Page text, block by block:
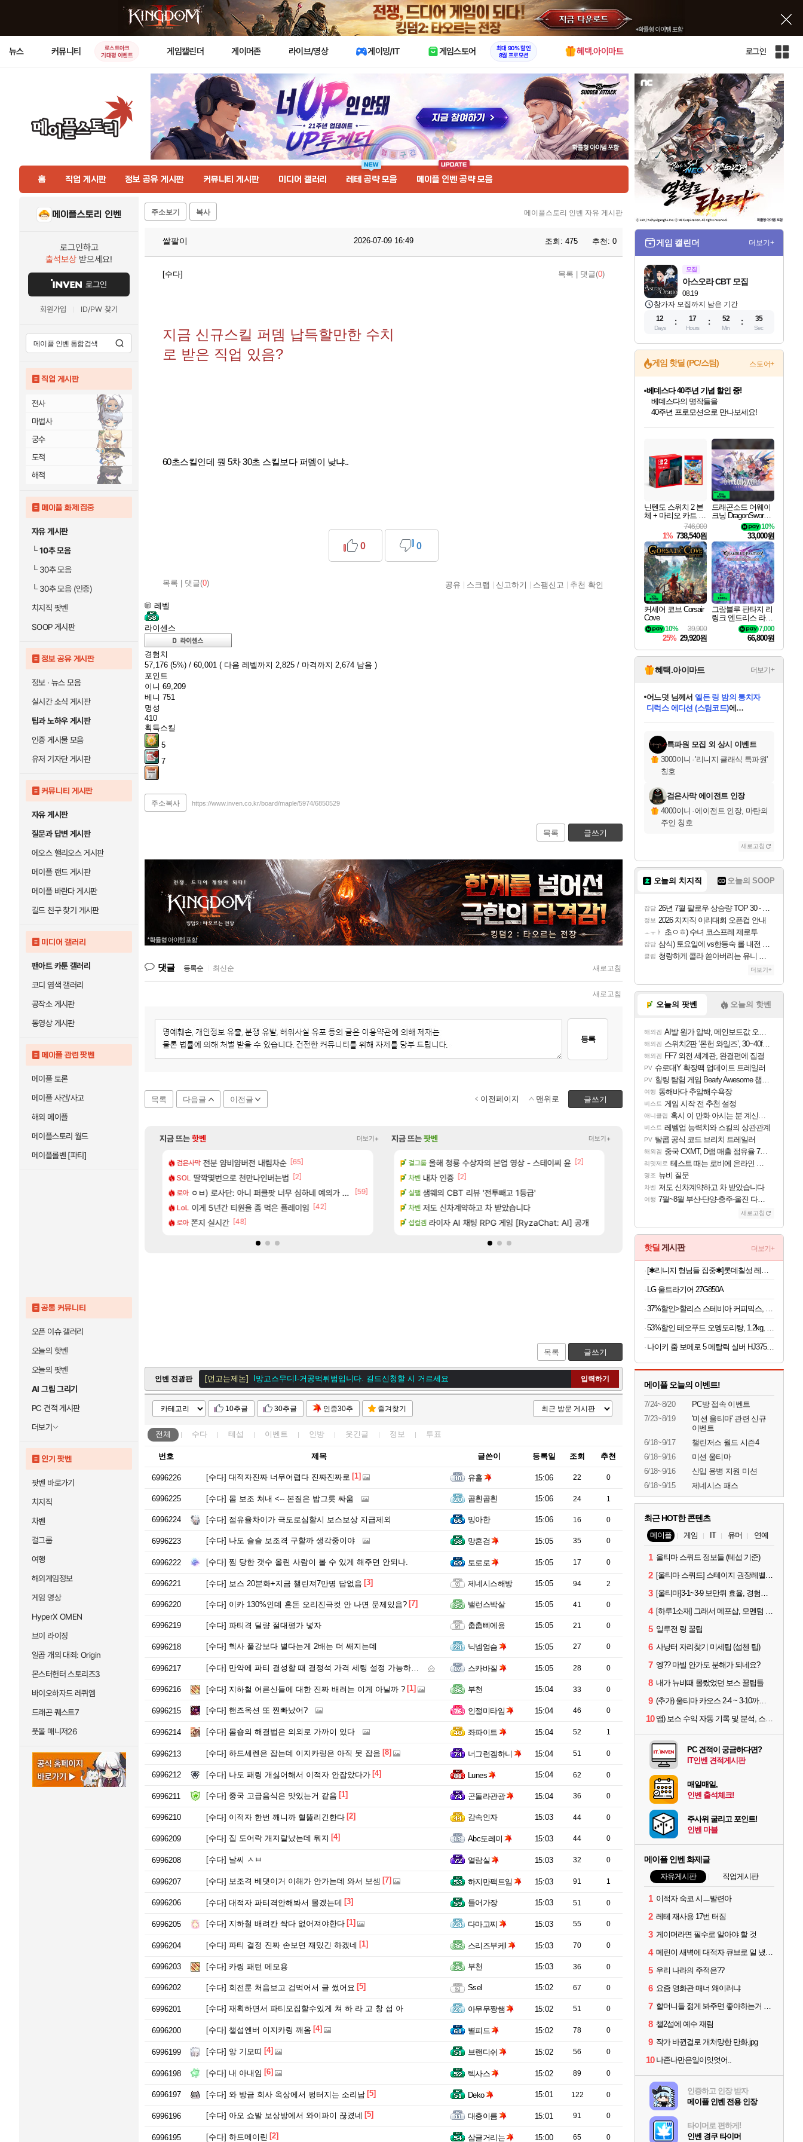
X
뉴스 커뮤니티
로스트아크
기대평 이벤트
게임캘린더 게이머존 라이브/영상 게이밍/IT 게임스토어
최대 90% 할인
8월 프로모션
혜택.아이마트 로그인
인
전
체
사
이
트
홈 직업 게시판 정보 공유 게시판 커뮤니티 게시판 미디어 갤러리 레테 공략 모음 메이플 인벤 공략 모음
메이플스토리 인벤
로그인하고
출석보상 받으세요!
로그인
회원가입 ID/PW 찾기
직업 게시판
전사
마법사
궁수
도적
해적
메이플 화제 집중
자유 게시판
└10추 모음
└30추 모음
└30추 모음 (인증)
치지직 팟벤
SOOP 게시판
정보 공유 게시판
정보 · 뉴스 모음
실시간 소식 게시판
팁과 노하우 게시판
인증 게시물 모음
유저 기자단 게시판
커뮤니티 게시판
자유 게시판
질문과 답변 게시판
에오스 핼리오스 게시판
메이플 랜드 게시판
메이플 바란다 게시판
길드 친구 찾기 게시판
미디어 갤러리
팬아트 카툰 갤러리
코디 염색 갤러리
공작소 게시판
동영상 게시판
메이플 관련 팟벤
메이플 토론
메이플 사건/사고
해외 메이플
메이플스토리 월드
메이플롤벤 [파티]
공통 커뮤니티
오픈 이슈 갤러리
오늘의 핫벤
오늘의 팟벤
AI 그림 그리기
PC 견적 게시판
더보기
인기 팟벤
팟벤 바로가기
치지직
차벤
걸그룹
여행
해외게임정보
게임 영상
HyperX OMEN
브이 라이징
일곱 개의 대죄: Origin
몬스터헌터 스토리즈3
바이오하자드 레퀴엠
드래곤 퀘스트7
풋볼 매니저26
주소보기 복사 메이플스토리 인벤 자유 게시판
쌀팔이 2026-07-09 16:49 조회: 475 추천: 0
[수다] 목록 댓글(0)
지금 신규스킬 퍼뎀 납득할만한 수치
로 받은 직업 있음?
60초스킬인데 뭔 5차 30초 스킬보다 퍼뎀이 낮냐..
목록 댓글(0)
0 0
공유 스크랩 신고하기 스팸신고 추천 확인
레벨
라이센스
경험치
57,176 (5%) / 60,001 ( 다음 레벨까지 2,825 / 마격까지 2,674 남음 )
포인트
이니 69,209
베니 751
명성
410
획득스킬
5
7
주소복사 https://www.inven.co.kr/board/maple/5974/6850529
목록 글쓰기
댓글 등록순 최신순 새로고침
새로고침
등록
목록 다음글 이전글 글쓰기
이전페이지 맨위로
지금 뜨는핫벤 더보기+
금액 1억이 넘네요..다들 꼭 해보십셔ㅁㅊ 검은사막 전분 얌비얌버전 내림차순 [65]
SOL 딸깍몇번으로 천만나인버는법 [2]
로아 ㅇㅂ) 로사단: 아니 퍼클팟 너무 심하네 예의가 없어(?)
[59]
LoL 이게 5년간 티원을 좀 먹은 플레이임 [42]
로아 쫀지 실시간 [48]
로아 ㅇㅂ) 쫀지 채팅창 ㅋㅋㅋㅋㅋㅋㅋㅋㅋㅋㅋ [45]
메이플 메이플 렉걸리는 애들은 참고해라
검은사막 근데 펄없 얘들은 왜 아직도 [25]
메이플 “ 경기도 사실상 부도. ” [231]
로아 [벨가르딘 The FIRST] 운영 후기 + 1~3위 공대 축하 Ai짤 [74]
와ㅅㅂ 현질 금액 1억이 넘네요..다들 꼭 해보십셔ㅁㅊ
오늘 갑자기 떡상한 팔찌옵션
오 0.1% 뚫었다 [9]
지금 뜨는팟벤 더보기+
한정 아니다! 정예림, 화속성 서포터 세대 교체
리밋제로 테스트 때는 로비에 온라인 기능이 있는데
비스트 챕터별 길찾기/지도 공략 (1 ~ 12장)
PV 비스트 오브 리인카네이션 오픈 트레일러
아스오라 「에린」 컨셉 포스터 공개
여행 7년만에 가족여행을 다녀왔습니다.
걸그룹 올해 청룡 수상자의 본업 영상 - 스테이씨 윤 [2]
차벤 내차 인증 [2]
실팰 샘웨의 CBT 리뷰 '전투빼고 1등급'
차벤 저도 신차계약하고 차 받았습니다
섭컬겜 라이자 AI 채팅 RPG 게임 [RyzaChat: AI] 공개
나혼렙 과부하 한정 아니다! 정예림, 화속성 서포터 세대
해외겜 FF7 외전 세계관, 완결편에 집결
섭컬겜 섬란 카구라 개발사 신작 [시노비 넥서스] 연내 출시
목록 글쓰기
인벤 전광판
[먼고는제논]
I망고스무디I-거공먹튀범입니다. 길드신청할 시 거르세요
[먼고는제논] I망고스무디I-거공먹튀범입니다. 길드신청할 시 거르세요
메이플스토리 인벤에 오신 것을 환영합니다~★
입력하기
10추글 30추글 인증30추 즐겨찾기
전체 수다 테섭 이벤트 인방 웃긴글 정보 투표
번호 제목 글쓴이 등록일 조회 추천
6996226 [수다] 대적자진짜 너무어렵다 진짜진짜로 [1] 유홀 15:06 22 0
6996225 [수다] 몸 보조 쳐내 <-- 본질은 밥그릇 싸움 곰흰곰흰 15:06 24 1
6996224 [수다] 점유율차이가 극도로심할시 보스보상 지급제외 밍아한 15:06 16 0
6996223 [수다] 나도 슬슬 보조격 구할까 생각중이야 망혼검 15:05 35 0
6996222 [수다] 찜 당한 갯수 올린 사람이 볼 수 있게 해주면 안되나. 토로로 15:05 17 0
6996221 [수다] 보스 20분화+지금 챌린져7만명 답없음 [3] 제네시스해방 15:05 94 2
6996220 [수다] 이카 130%인데 혼돈 오리진극컷 안 나면 문제있음? [7] 밸런스박살 15:05 41 0
6996219 [수다] 파티격 딜량 절대평가 넣자 춥춥삐에용 15:05 21 0
6996218 [수다] 헥사 풀강보다 별다는게 2배는 더 쌔지는데 닉넴엄슴 15:05 27 0
6996217 [수다] 만약에 파티 결성할 때 결정석 가격 세팅 설정 가능하면 할꺼임?? 스카바질 15:05 28 0
6996216 [수다] 지하철 어른신들에 대한 진짜 배려는 이게 아닐까 ? [1] 부천 15:04 33 0
6996215 [수다] 핸즈옥션 또 찐빠났어? 인절미타임 15:04 46 0
6996214 [수다] 몸숍의 해결법은 의외로 가까이 있다 좌파이트 15:04 52 1
6996213 [수다] 하드세렌은 잡는데 이지카링은 아직 못 잡음 [8] 너그런겜하니 15:04 51 0
6996212 [수다] 나도 패링 개싫어해서 이적자 안잡았다가 [4] Lunes 15:04 62 0
6996211 [수다] 중국 고급음식은 맛있는거 같음 [1] 곤돌라관광 15:04 36 0
6996210 [수다] 이적자 한번 깨니까 혈뚫리긴한다 [2] 감속인자 15:03 44 0
6996209 [수다] 집 도어락 개지랄났는데 뭐지 [4] Abc도레미 15:03 44 0
6996208 [수다] 날씨 ㅅㅂ 열람실 15:03 32 0
6996207 [수다] 보조격 베댓이거 이해가 안가는데 와서 보셈 [7] 하지만팩트임 15:03 91 1
6996206 [수다] 대적자 파티격안해봐서 몰겠는데 [3] 들어가장 15:03 51 0
6996205 [수다] 지하철 배려칸 싹다 없어져야한다 [1] 다마고찌 15:03 55 0
6996204 [수다] 파티 결정 진짜 손보면 재밌긴 하겠네 [1] 스리즈부케l 15:03 70 0
6996203 [수다] 카링 패턴 메모용 부천 15:03 36 0
6996202 [수다] 회전룬 처음보고 겁먹어서 글 썼어요 [5] Ssel 15:02 67 0
6996201 [수다] 재획하면서 파티모집할수있게 쳐 하 라 고 창 섭 아 아무무짱쌤 15:02 51 0
6996200 [수다] 챌섭엔버 이지카링 깨옴 [4] 별피드 15:02 78 0
6996199 [수다] 앙 기모띠 [4] 브랜디쉬 15:02 56 0
6996198 [수다] 내 아내임 [6] 텍사스 15:02 89 0
6996197 [수다] 와 방금 회사 옥상에서 펑터지는 소리남 [5] Deko 15:01 122 0
6996196 [수다] 아오 쇼발 보상방에서 와이파이 끊겼네 [5] 대충이름 15:01 91 0
6996195 [수다] 하드메이린 [2] 삼글거리는 15:00 65 0
게임 캘린더 더보기+
모집
08.19
아스오라 CBT 모집
참가자 모집까지 남은 기간
12
Days
17
Hours
52
Min
34
Sec
게임 핫딜 (PC/스팀) 스토어+
최대 90% 할인가를 만나보세요!
네이버혜택과 함께 만나보세요!
50%할인&추가 적립까지!
이니&베니 혜택까지!
네이버 혜택가와 함께 예약하세요!
할인&네이버혜택으로 만나보세요!
네이버페이 혜택과 만나보세요!
베데스다 40주년 기념 할인 중!
베데스다의 명작들을
40주년 프로모션으로 만나보세요!
마블 투혼 파이팅 소울즈 예약 판매 중!
마블 히어로 총 출동&화려한 격투!
네이버 포인트 혜택까지!
할인가에 만나보세요!
일부 에디션 상시 할인!
혜택으로 예약 판매 중
편안하게 충전하세요
닌텐도 스위치 2 본
체 + 마리오 카트 월
746,000
1% 738,540원
드래곤소드 어웨이
크닝 DragonSword A
10%
33,000원
커세어 코브 Corsair
Cove
39,900
10%
25% 29,920원
그랑블루 판타지 리
링크 엔드리스 라그
나로크 Granblue Fa
ntasy Relink Endless
7,000
66,800원
혜택.아이마트 더보기+
당첨되셨습니다.
당첨되셨습니다.
어느덧 님께서엘든 링 밤의 통치자
디럭스 에디션 (스팀코드)에
당첨되셨습니다.
에디션 (스팀코드)를 교환.
당첨되셨습니다.
당첨되셨습니다.
당첨되셨습니다.
당첨되셨습니다.
특파원 모집 외 상시 이벤트
3000이니 ·'리니지 클래식 특파원'
칭호
검은사막 에이전트 인장
4000이니 ·에이전트 인장, 마탄의
주인 칭호
새로고침
오늘의 치지직 오늘의 SOOP
잡담 26년 7월 팔로우 상승량 TOP 30 - 월간 치지직
정보 2026 치지직 이리대회 오픈컵 안내
ㅗㅜㅑ 초ㅇㅎ) 수녀 코스프레 제로투
잡담 삼식) 토요일에 vs한동숙 롤 내전 예정
클립 청량하게 콜라 쏟아버리는 유니 ㅋㅋㅋ
더보기+
오늘의 팟벤 오늘의 핫벤
해외겜 AI발 원가 압박, 메인보드값 오르나
해외겜 스위치2판 ‘몬헌 와일즈’, 30~40fps 목표 추정
해외겜 FF7 외전 세계관, 완결편에 집결
PV 슈로대Y 확장팩 업데이트 트레일러
PV 힐링 탐험 게임 Bearly Awesome 챕터 1 트레일러
여행 동해바다 추암해수욕장
비스트 게임 시작 전 추천 설정
애니클립 혹시 이 만화 아시는 분 계신가요
비스트 레벨업 능력치와 스킬의 상관관계
PV 탈콥 공식 코드 브리치 트레일러
해외겜 중국 CXMT, D램 매출 점유율 7%…글로벌 4위로 부상
리밋제로 테스트 때는 로비에 온라인 기능이 있는데
명조 뉴비 질문
차벤 저도 신차계약하고 차 받았습니다
여행 7월~8월 부산-단양-충주-울진 다녀왔어요~
새로고침
핫딜 게시판 더보기+
LG 울트라기어 27G850A
나이키 줌 보메로 5 메탈릭 실버 HJ3758-001 남자 운동화
메이플 오늘의 이벤트!
7/24~8/20
PC방 접속 이벤트
7/23~8/19
'미션 울티마' 관련 신규
이벤트
6/18~9/17
챌린저스 월드 시즌4
6/18~9/16
미션 울티마
6/18~9/16
신입 용병 지원 미션
6/18~9/15
제네시스 패스
최근 HOT한 콘텐츠
메이플 게임 IT 유머 연예
1 울티마 스쿼드 정보들 (테섭 기준)
2 [울티마 스쿼드] 스테이지 권장레벨, 잠재옵션표, 스킬퍼뎀, 장비 리스트 및 능력치 공유
3 [울티마]3-1~3-9 보만튀 효율, 경험치 공략 및 소소한 컨트롤 팁
4 [하루1소재] 그래서 메포샵, 모멘텀 효율 얼마나 좋음?
5 일루전 링 꿀팁
6 사냥터 자리찾기 미세팁 (섭첸 팁)
7 엥?? 마빌 안가도 분해가 되네요?
8 내가 뉴비때 몰랐었던 보스 꿀팁들
9 (추가) 울티마 카오스 2-4 ~ 3-10까지 공략 스펙 및 팁 공유
10 앱) 보스 수익 자동 기록 및 분석, 스케줄러 알림
PC 견적이 궁금하다면?
IT인벤 견적게시판
매일매일,
인벤 출석체크!
주사위 굴리고 포인트!
인벤 마블
메이플 인벤 화제글
자유게시판 직업게시판
1 이적자 숙코 시ㅡ발련아
2 레테 재사용 17번 터짐
3 게이머라면 필수로 알아야 할 것
4 메린이 새벽에 대적자 큐브로 일 냈읍니다...
5 우리 나라의 주적은??
6 요즘 영화관 매너 왜이러냐
7 할머니들 젊게 봐주면 좋아하는거 아니었냐?
8 챌2섭에 예수 재림
9 작가 바뀐걸로 개처망한 만화.jpg
10 나존나만은일이잇엇어..
인증하고 인장 받자
메이플 인벤 전용 인장
타이머로 편하게!
인벤 경쿠 타이머